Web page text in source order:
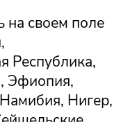
на своем поле
Республика,
Эфиопия,
Нигер,